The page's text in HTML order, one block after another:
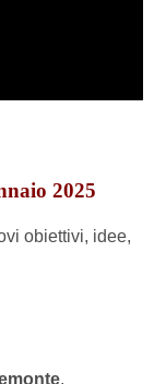
2025
obiettivi, idee,
,